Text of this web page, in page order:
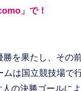
」で！
を果たし、その
は国立競技場で
の決勝ゴールに